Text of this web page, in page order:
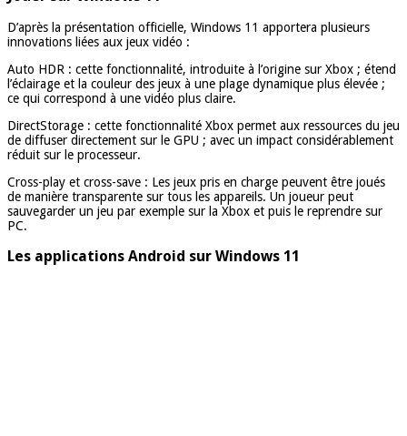
D’après la présentation officielle, Windows 11 apportera plusieurs
innovations liées aux jeux vidéo :
Auto HDR : cette fonctionnalité, introduite à l’origine sur Xbox ; étend
l’éclairage et la couleur des jeux à une plage dynamique plus élevée ;
ce qui correspond à une vidéo plus claire.
DirectStorage : cette fonctionnalité Xbox permet aux ressources du jeu
de diffuser directement sur le GPU ; avec un impact considérablement
réduit sur le processeur.
Cross-play et cross-save : Les jeux pris en charge peuvent être joués
de manière transparente sur tous les appareils. Un joueur peut
sauvegarder un jeu par exemple sur la Xbox et puis le reprendre sur
PC.
Les applications Android sur Windows 11